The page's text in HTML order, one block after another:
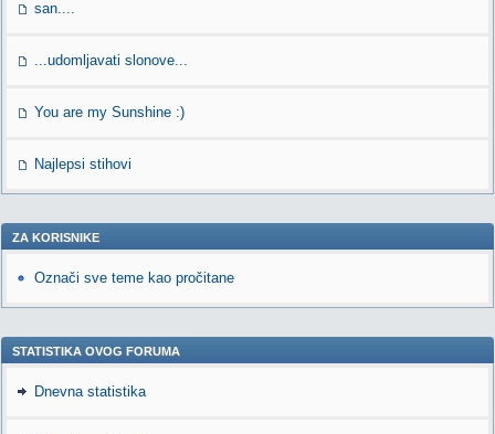
san....
...udomljavati slonove...
You are my Sunshine :)
Najlepsi stihovi
ZA KORISNIKE
Označi sve teme kao pročitane
STATISTIKA OVOG FORUMA
Dnevna statistika